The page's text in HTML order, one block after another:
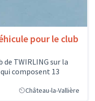
pour le club
TWIRLING sur la
composent 13
Château-la-Vallière